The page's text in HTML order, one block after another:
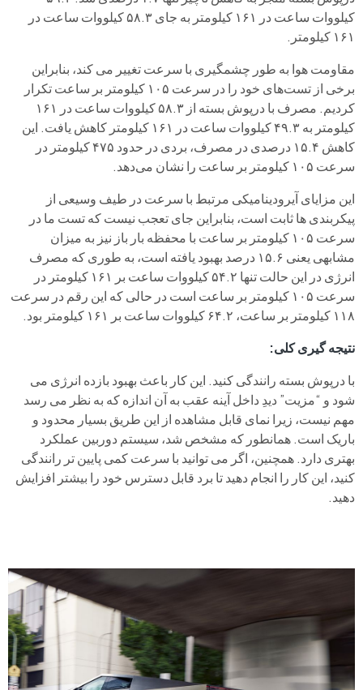
کیلووات ساعت در ۱۶۱ کیلومتر به جای ۵۸.۳ کیلووات ساعت در
۱۶۱ کیلومتر.
مقاومت هوا به طور چشمگیری با سرعت تغییر می کند، بنابراین
برخی از تست‌های خود را در سرعت ۱۰۵ کیلومتر بر ساعت تکرار
کردیم. مصرف با درپوش بسته از ۵۸.۳ کیلووات ساعت در ۱۶۱
کیلومتر به ۴۹.۳ کیلووات ساعت در ۱۶۱ کیلومتر کاهش یافت. این
کاهش ۱۵.۴ درصدی در مصرف، بردی در حدود ۴۷۵ کیلومتر در
سرعت ۱۰۵ کیلومتر بر ساعت را نشان می‌دهد.
این مزایای آیرودینامیکی مرتبط با سرعت در طیف وسیعی از
پیکربندی ها ثابت است، بنابراین جای تعجب نیست که تست ما در
سرعت ۱۰۵ کیلومتر بر ساعت با محفظه بار باز نیز به میزان
مشابهی یعنی ۱۵.۶ درصد بهبود یافته است، به طوری که مصرف
انرژی در این حالت تنها ۵۴.۲ کیلووات ساعت بر ۱۶۱ کیلومتر در
سرعت ۱۰۵ کیلومتر بر ساعت است در حالی که این رقم در سرعت
۱۱۸ کیلومتر بر ساعت، ۶۴.۲ کیلووات ساعت بر ۱۶۱ کیلومتر بود.
نتیجه گیری کلی:
با درپوش بسته رانندگی کنید. این کار باعث بهبود بازده انرژی می
شود و “مزیت” دیدِ داخل آینه عقب به آن اندازه که به نظر می رسد
مهم نیست، زیرا نمای قابل مشاهده از این طریق بسیار محدود و
باریک است. همانطور که مشخص شد، سیستم دوربین عملکرد
بهتری دارد. همچنین، اگر می توانید با سرعت کمی پایین تر رانندگی
کنید، این کار را انجام دهید تا برد قابل دسترس خود را بیشتر افزایش
دهید.